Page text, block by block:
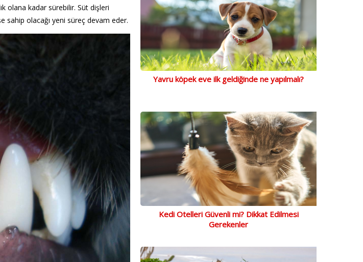
olana kadar sürebilir. Süt dişleri
sahip olacağı yeni süreç devam eder.
Yavru köpek eve ilk geldiğinde ne yapılmalı?
Kedi Otelleri Güvenli mi? Dikkat Edilmesi
Gerekenler